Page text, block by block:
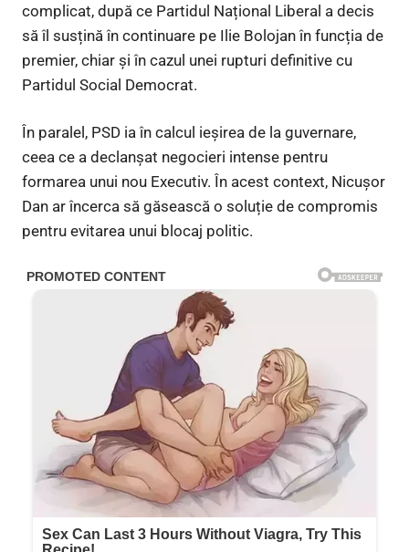
complicat, după ce Partidul Național Liberal a decis
să îl susțină în continuare pe Ilie Bolojan în funcția de
premier, chiar și în cazul unei rupturi definitive cu
Partidul Social Democrat.
În paralel, PSD ia în calcul ieșirea de la guvernare,
ceea ce a declanșat negocieri intense pentru
formarea unui nou Executiv. În acest context, Nicușor
Dan ar încerca să găsească o soluție de compromis
pentru evitarea unui blocaj politic.